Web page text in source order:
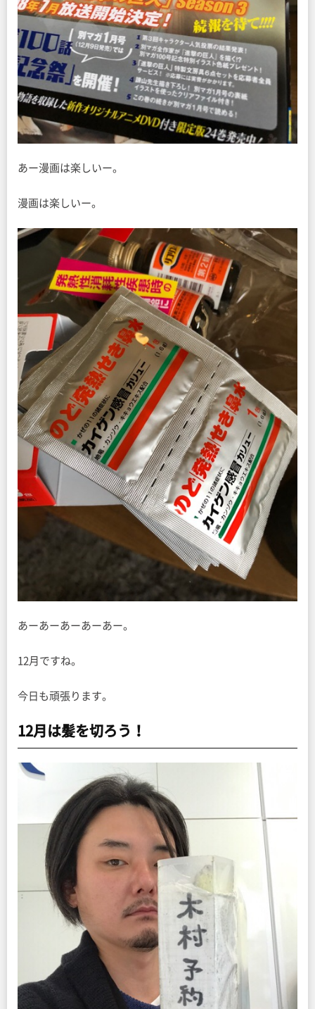
あー漫画は楽しいー。
漫画は楽しいー。
あーあーあーあーあー。
12月ですね。
今日も頑張ります。
12月は髪を切ろう！